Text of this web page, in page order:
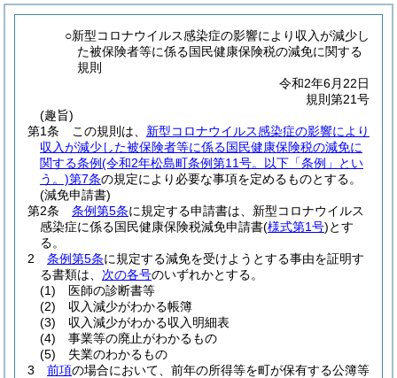
○新型コロナウイルス感染症の影響により収入が減少し
た被保険者等に係る国民健康保険税の減免に関する
規則
令和2年6月22日
規則第21号
(趣旨)
第1条
この規則は、 新型コロナウイルス感染症の影響により
収入が減少した被保険者等に係る国民健康保険税の減免に
関する条例(令和2年松島町条例第11号。以下「条例」とい
う。)第7条の規定により必要な事項を定めるものとする。
(減免申請書)
第2条
条例第5条に規定する申請書は、新型コロナウイルス
感染症に係る国民健康保険税減免申請書(様式第1号)とす
る。
2
条例第5条に規定する減免を受けようとする事由を証明す
る書類は、 次の各号のいずれかとする。
(1)
医師の診断書等
(2)
収入減少がわかる帳簿
(3)
収入減少がわかる収入明細表
(4)
事業等の廃止がわかるもの
(5)
失業のわかるもの
3
前項の場合において、前年の所得等を町が保有する公簿等